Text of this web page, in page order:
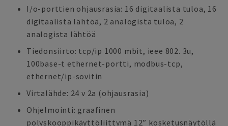
I/o-porttien ohjausrasia: 16 digitaalista tuloa, 16
digitaalista lähtöä, 2 analogista tuloa, 2
analogista lähtöä
Tiedonsiirto: tcp/ip 1000 mbit, ieee 802. 3u,
100base-t ethernet-portti, modbus-tcp,
ethernet/ip-sovitin
Virtalähde: 24 v 2a (ohjausrasia)
Ohjelmointi: graafinen
polyskooppikäyttöliittymä 12” kosketusnäytöllä